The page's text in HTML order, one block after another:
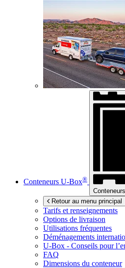
Conteneurs U-Box®
Conteneurs
Retour au menu principal
Tarifs et renseignements
Options de livraison
Utilisations fréquentes
Déménagements
U-Box - Conseils pour
FAQ
Dimensions du conteneur